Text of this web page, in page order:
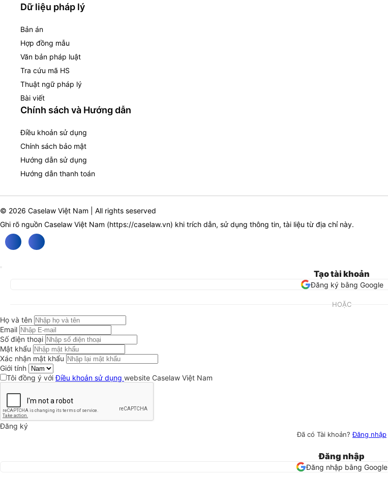
Dữ liệu pháp lý
Bản án
Hợp đồng mẫu
Văn bản pháp luật
Tra cứu mã HS
Thuật ngữ pháp lý
Bài viết
Chính sách và Hướng dẫn
Điều khoản sử dụng
Chính sách bảo mật
Hướng dẫn sử dụng
Hướng dẫn thanh toán
© 2026 Caselaw Việt Nam | All rights seserved
Ghi rõ nguồn Caselaw Việt Nam (https://caselaw.vn) khi trích dẫn, sử dụng thông tin, tài liệu từ địa chỉ này.
Tạo tài khoản
Đăng ký bằng Google
HOẶC
Họ và tên
Email
Số điện thoại
Mật khẩu
Xác nhận mật khẩu
Giới tính
Tôi đồng ý vớiĐiều khoản sử dụng website Caselaw Việt Nam
Đăng ký
Đã có Tài khoản?Đăng nhập
Đăng nhập
Đăng nhập bằng Google